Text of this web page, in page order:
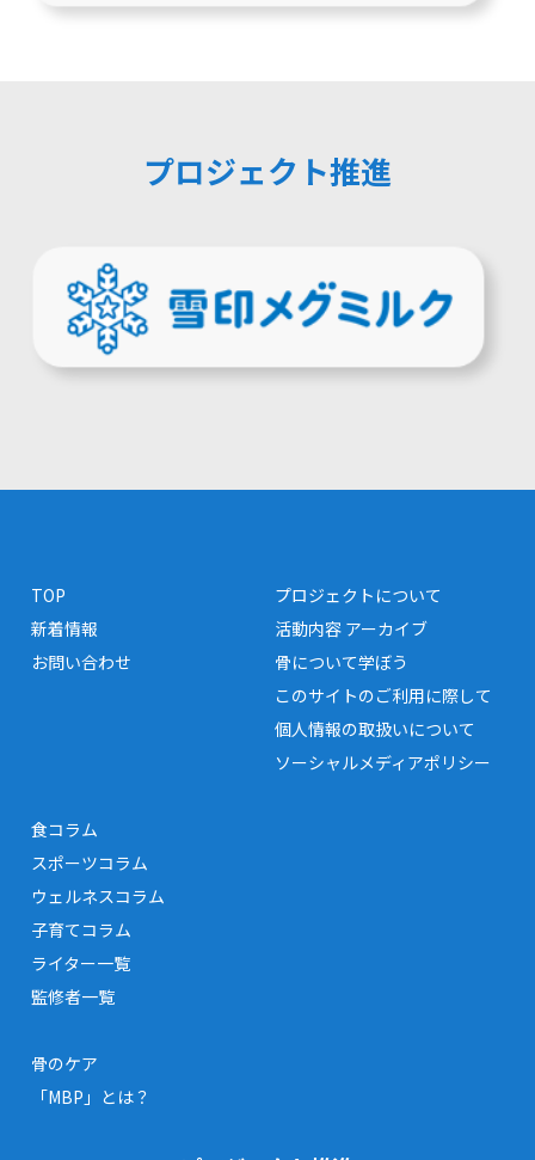
プロジェクト推進
TOP
新着情報
お問い合わせ
プロジェクトについて
活動内容 アーカイブ
骨について学ぼう
このサイトのご利用に際して
個人情報の取扱いについて
ソーシャルメディアポリシー
食コラム
スポーツコラム
ウェルネスコラム
子育てコラム
ライター一覧
監修者一覧
骨のケア
「MBP」とは？